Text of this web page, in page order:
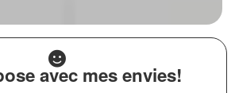
avec mes envies!